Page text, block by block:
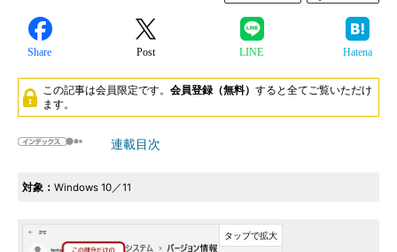
Share Post LINE Hatena
この記事は会員限定です。 会員登録（無料） すると全てご覧いただけ
ます。
連載目次
対象： Windows 10／11